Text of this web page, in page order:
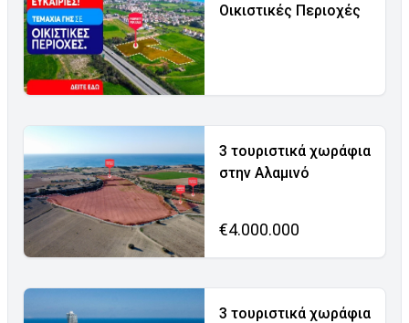
Οικιστικές Περιοχές
3 τουριστικά χωράφια
στην Αλαμινό
€4.000.000
3 τουριστικά χωράφια